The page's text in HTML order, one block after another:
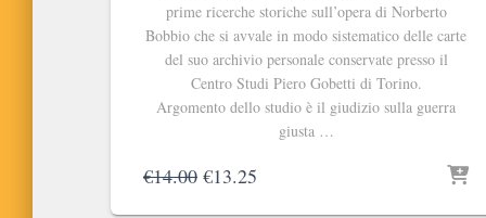
prime ricerche storiche sull’opera di Norberto
Bobbio che si avvale in modo sistematico delle carte
del suo archivio personale conservate presso il
Centro Studi Piero Gobetti di Torino.
Argomento dello studio è il giudizio sulla guerra
giusta …
€14.00 Il
€13.25